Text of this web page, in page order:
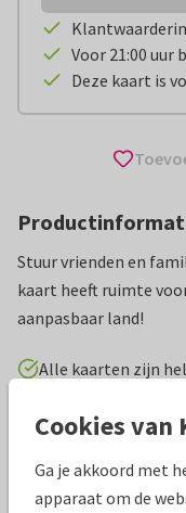
Voor 21:00 uur
Deze kaart is
Stuur vrienden en
kaart heeft ruimte
aanpasbaar land!
Alle kaarten zijn
Vakantiekaarten
Specificaties bij deze
Cookies van
Ga je akkoord met
apparaat om de